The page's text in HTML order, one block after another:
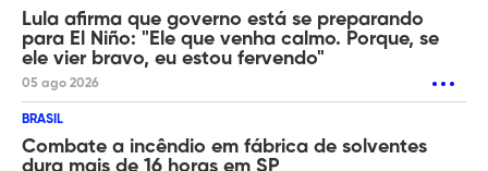
Lula afirma que governo está se preparando
para El Niño: "Ele que venha calmo. Porque, se
ele vier bravo, eu estou fervendo"
05 ago 2026
BRASIL
Combate a incêndio em fábrica de solventes
dura mais de 16 horas em SP